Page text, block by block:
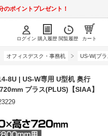
のポイントプレゼント！
ログイン 購入履歴 閲覧履歴 カート
オフィスデスク・事務机 US-W(プラ
8U | US-W専用 U型机 奥行
プラス(PLUS)【SIAA】